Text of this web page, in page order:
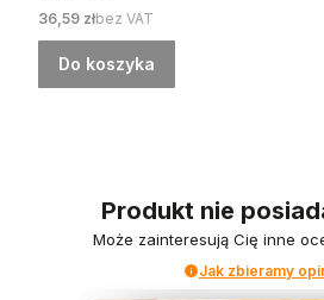
Cena
36,59 złbez VAT
Do koszyka
Produkt nie
Może zainteresują Cię inne
Jak zbieramy